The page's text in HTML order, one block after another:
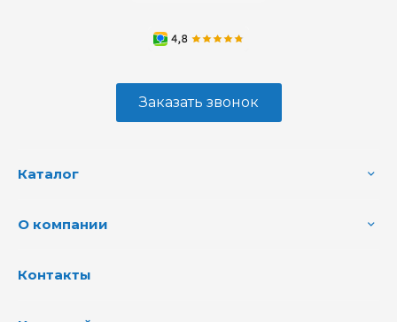
Заказать звонок
Каталог
О компании
Контакты